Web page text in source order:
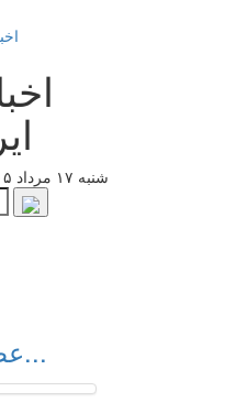
شنبه ۱۷ مرداد ۱۴۰۵ - السبت ۲۳ صفر ۱۴۴۸
عظیمی‌نژاد برای...